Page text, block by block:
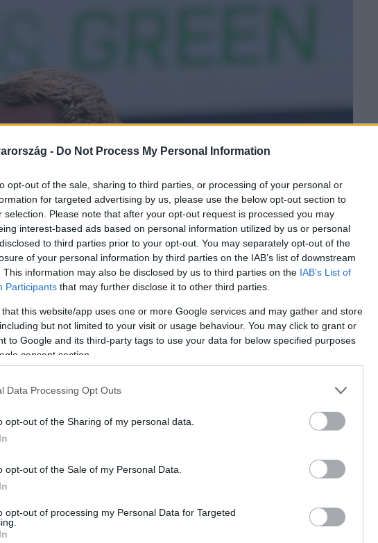
- Do Not Process My Personal Information
opt-out of the sale, sharing to third parties, or processing of your personal or
for targeted advertising by us, please use the below opt-out section to
selection. Please note that after your opt-out request is processed you may
interest-based ads based on personal information utilized by us or personal
to third parties prior to your opt-out. You may separately opt-out of the
of your personal information by third parties on the IAB’s list of downstream
This information may also be disclosed by us to third parties on the IAB’s List of
Participants that may further disclose it to other third parties.
that this website/app uses one or more Google services and may gather and store
but not limited to your visit or usage behaviour. You may click to grant or
to Google and its third-party tags to use your data for below specified purposes
consent section.
Data Processing Opt Outs
opt-out of the Sharing of my personal data.
opt-out of the Sale of my Personal Data.
opt-out of processing my Personal Data for Targeted
jelöltje továbbra is bőven előzi
– derül ki a Pulzus Kutató LMP
A volt közlekedési államtitkár szerint
ezért azt ígérte, hogy